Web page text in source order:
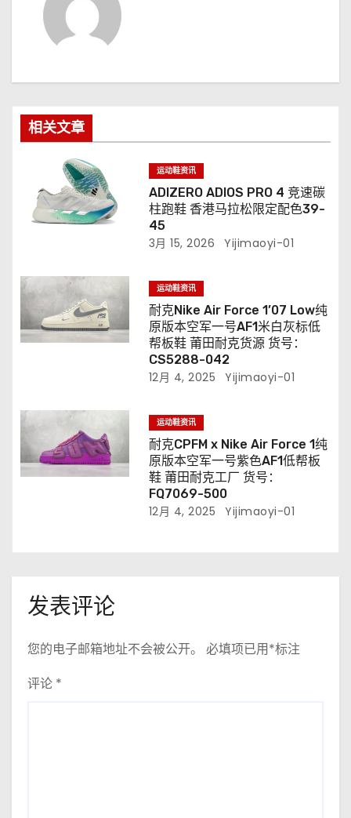
相关文章
运动鞋资讯
ADIZERO ADIOS PRO 4 竞速碳
柱跑鞋 香港马拉松限定配色39-
45
3月 15, 2026 Yijimaoyi-01
运动鞋资讯
耐克Nike Air Force 1’07 Low纯
原版本空军一号AF1米白灰标低
帮板鞋 莆田耐克货源 货号：
CS5288-042
12月 4, 2025 Yijimaoyi-01
运动鞋资讯
耐克CPFM x Nike Air Force 1纯
原版本空军一号紫色AF1低帮板
鞋 莆田耐克工厂 货号：
FQ7069-500
12月 4, 2025 Yijimaoyi-01
发表评论
您的电子邮箱地址不会被公开。 必填项已用*标注
评论 *